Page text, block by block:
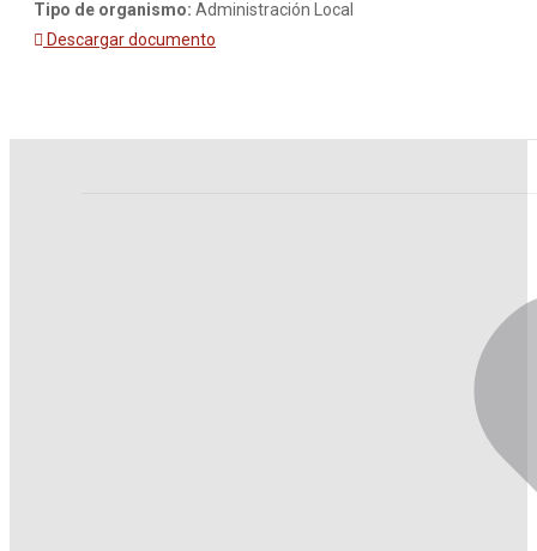
Tipo de organismo: Administración Local
Descargar documento